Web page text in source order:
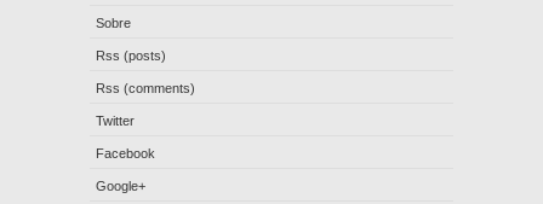
Sobre
Rss (posts)
Rss (comments)
Twitter
Facebook
Google+